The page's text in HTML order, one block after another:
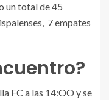
un total de 45
7 empates
FC a las 14:OO y se